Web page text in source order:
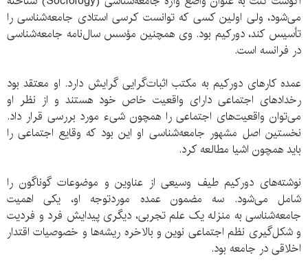
می‌شود، ولی اولین کسی که توانست کرسی استادی جامعه‌شناسی را
تأسیس کند، دورکیم بود. وی همچنین مؤسس سال‌نامه جامعه‌شناسی
در فرانسه است.
عمده کارهای دورکیم به مکتب اثبات‌گرایی گرایش دارد. او معتقد بود
رخدادهای اجتماعی دارای واقعیت خاص خود هستند و از نظر او
می‌توان واقعیت‌های اجتماعی را همچون شیء مورد بررسی قرار داد.
نخستین اصل مشهور جامعه‌شناسی او این بود که وقایع اجتماعی را
باید همچون اشیا مطالعه کرد.
نوشته‌های دورکیم طیف وسیعی از عناوین و موضوعات گوناگون را
شامل می‌شود. سه مضمون عمده موردتوجه او، یکی اهمیت
جامعه‌شناسی به منزله یک علم تجربی، دیگری پیدایش فرد و فردیت
و شکل‌گیری نظم اجتماعی نوین و بالاخره ریشه‌ها و خصوصیات اقتدار
اخلاقی در جامعه بود.